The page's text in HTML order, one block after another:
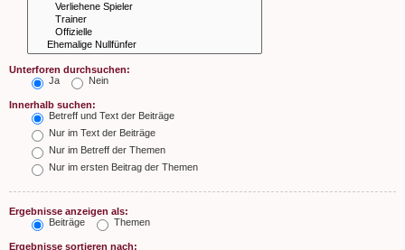
Unterforen durchsuchen:
Ja
Nein
Innerhalb suchen:
Betreff und Text der Beiträge
Nur im Text der Beiträge
Nur im Betreff der Themen
Nur im ersten Beitrag der Themen
Ergebnisse anzeigen als:
Beiträge
Themen
Ergebnisse sortieren nach: